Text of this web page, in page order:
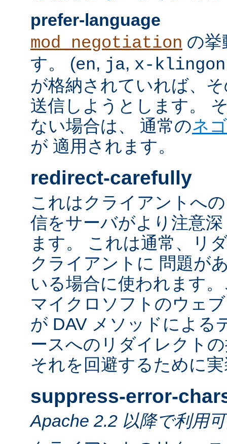
prefer-language
mod_negotiation の挙
す。 (en, ja, x-klingon
が格納されていれば、
送信しようとします。
ない場合は、 通常のネ
が 適用されます。
redirect-carefully
これはクライアントへ
信をサーバがより注意
ます。 これは通常、リ
クライアントに 問題が
いる場合に使われます
マイクロソフトのウェ
が DAV メソッドによる
ースへのリダイレクト
それを回避するために
suppress-error-
Apache 2.2 以降で利用